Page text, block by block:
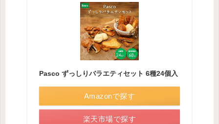
Pasco ずっしりバラエティセット 6種24個入
Amazonで探す
楽天市場で探す